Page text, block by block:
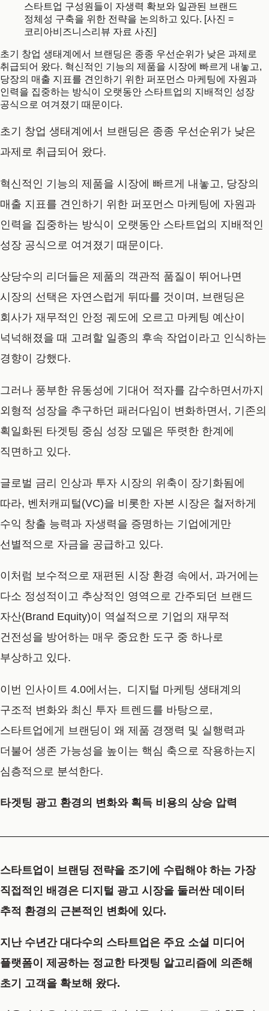
스타트업 구성원들이 자생력 확보와 일관된 브랜드
정체성 구축을 위한 전략을 논의하고 있다. [사진 =
코리아비즈니스리뷰 자료 사진]
초기 창업 생태계에서 브랜딩은 종종 우선순위가 낮은 과제로
취급되어 왔다. 혁신적인 기능의 제품을 시장에 빠르게 내놓고,
당장의 매출 지표를 견인하기 위한 퍼포먼스 마케팅에 자원과
인력을 집중하는 방식이 오랫동안 스타트업의 지배적인 성장
공식으로 여겨졌기 때문이다.
초기 창업 생태계에서 브랜딩은 종종 우선순위가 낮은
과제로 취급되어 왔다.
혁신적인 기능의 제품을 시장에 빠르게 내놓고, 당장의
매출 지표를 견인하기 위한 퍼포먼스 마케팅에 자원과
인력을 집중하는 방식이 오랫동안 스타트업의 지배적인
성장 공식으로 여겨졌기 때문이다.
상당수의 리더들은 제품의 객관적 품질이 뛰어나면
시장의 선택은 자연스럽게 뒤따를 것이며, 브랜딩은
회사가 재무적인 안정 궤도에 오르고 마케팅 예산이
넉넉해졌을 때 고려할 일종의 후속 작업이라고 인식하는
경향이 강했다.
그러나 풍부한 유동성에 기대어 적자를 감수하면서까지
외형적 성장을 추구하던 패러다임이 변화하면서, 기존의
획일화된 타겟팅 중심 성장 모델은 뚜렷한 한계에
직면하고 있다.
글로벌 금리 인상과 투자 시장의 위축이 장기화됨에
따라, 벤처캐피털(VC)을 비롯한 자본 시장은 철저하게
수익 창출 능력과 자생력을 증명하는 기업에게만
선별적으로 자금을 공급하고 있다.
이처럼 보수적으로 재편된 시장 환경 속에서, 과거에는
다소 정성적이고 추상적인 영역으로 간주되던 브랜드
자산(Brand Equity)이 역설적으로 기업의 재무적
건전성을 방어하는 매우 중요한 도구 중 하나로
부상하고 있다.
이번 인사이트 4.0에서는, 디지털 마케팅 생태계의
구조적 변화와 최신 투자 트렌드를 바탕으로,
스타트업에게 브랜딩이 왜 제품 경쟁력 및 실행력과
더불어 생존 가능성을 높이는 핵심 축으로 작용하는지
심층적으로 분석한다.
타겟팅 광고 환경의 변화와 획득 비용의 상승 압력
스타트업이 브랜딩 전략을 조기에 수립해야 하는 가장
직접적인 배경은 디지털 광고 시장을 둘러싼 데이터
추적 환경의 근본적인 변화에 있다.
지난 수년간 대다수의 스타트업은 주요 소셜 미디어
플랫폼이 제공하는 정교한 타겟팅 알고리즘에 의존해
초기 고객을 확보해 왔다.